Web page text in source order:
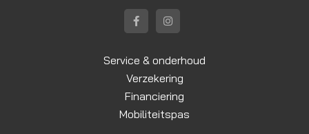
Service & onderhoud
Verzekering
Financiering
Mobiliteitspas